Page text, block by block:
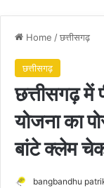
Home /छत्तीसगढ़
छत्तीसगढ़
छत्तीसगढ़ में
योजना का
बांटे क्लेम
bangbandhu